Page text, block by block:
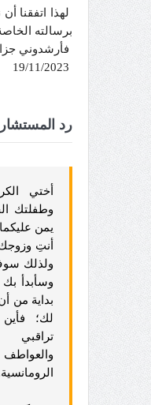
لهذا اتفقنا
برسالته
فأرشدوني
رد المستشار
أختي
وطفلتك
يمن
أنتِ
ولذلك
وسأبدأ
بداية من
لك؛
تراقبي